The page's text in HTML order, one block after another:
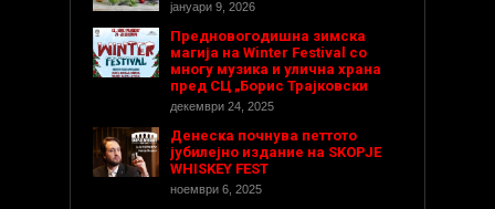
јануари 9, 2026
Предновогодишнa зимска
магија на Winter Festival со
многу музика и улична храна
пред СЦ „Борис Трајковски
декември 24, 2025
Денеска почнува петтото
јубилејно издание на SKOPJE
WHISKEY FEST
ноември 6, 2025